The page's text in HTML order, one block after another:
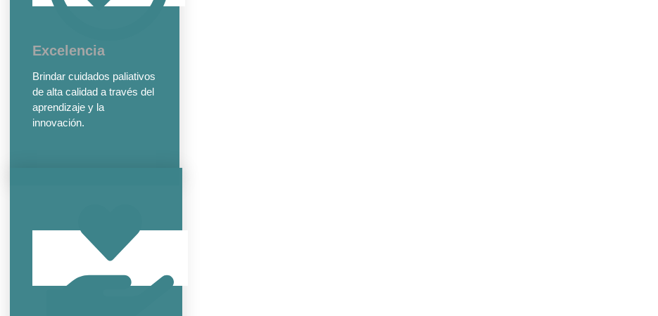
Excelencia
Brindar cuidados paliativos
de alta calidad a través del
aprendizaje y la
innovación.